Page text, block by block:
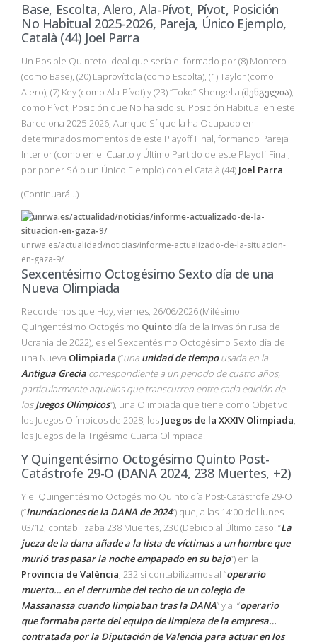
Base, Escolta, Alero, Ala-Pívot, Pívot, Posición
No Habitual 2025-2026, Pareja, Único Ejemplo,
Català (44) Joel Parra
Un Posible Quinteto Ideal que sería el formado por (8) Montero
(como Base), (20) Laprovíttola (como Escolta), (1) Taylor (como
Alero), (7) Key (como Ala-Pívot) y (23) “Toko” Shengelia (შენგელია),
como Pívot, Posición que No ha sido su Posición Habitual en este
Barcelona 2025-2026, Aunque Sí que la ha Ocupado en
determinados momentos de este Playoff Final, formando Pareja
Interior (como en el Cuarto y Último Partido de este Playoff Final,
por poner Sólo un Único Ejemplo) con el Català (44) Joel Parra.
(Continuará…)
unrwa.es/actualidad/noticias/informe-actualizado-de-la-situacion-
en-gaza-9/
Sexcentésimo Octogésimo Sexto día de una
Nueva Olimpiada
Recordemos que Hoy, viernes, 26/06/2026 (Milésimo
Quingentésimo Octogésimo Quinto día de la Invasión rusa de
Ucrania de 2022), es el Sexcentésimo Octogésimo Sexto día de
una Nueva Olimpiada (“una unidad de tiempousada en la
Antigua Grecia correspondiente a un periodo de cuatro años,
particularmente aquellos que transcurren entre cada edición de
losJuegos Olímpicos”), una Olimpiada que tiene como Objetivo
los Juegos Olímpicos de 2028, los Juegos de la XXXIV Olimpiada,
los Juegos de la Trigésimo Cuarta Olimpiada.
Y Quingentésimo Octogésimo Quinto Post-
Catástrofe 29-O (DANA 2024, 238 Muertes, +2)
Y el Quingentésimo Octogésimo Quinto día Post-Catástrofe 29-O
(“Inundaciones de la DANA de 2024”) que, a las 14:00 del lunes
03/12, contabilizaba 238 Muertes, 230 (Debido al Último caso: “La
jueza de la dana añade a la lista de víctimas a un hombre que
murió tras pasar la noche empapado en su bajo”) en la
Provincia de València, 232 si contabilizamos al “operario
muerto… en el derrumbe del techo de un colegio de
Massanassa cuando limpiaban tras la DANA” y al “operario
que formaba parte del equipo de limpieza de la empresa…
contratada por la Diputación de Valencia para actuar en los